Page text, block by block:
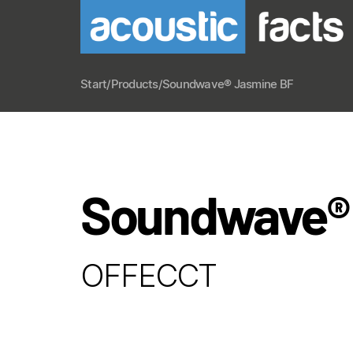
Start/Products/Soundwave® Jasmine BF
OFFECCT